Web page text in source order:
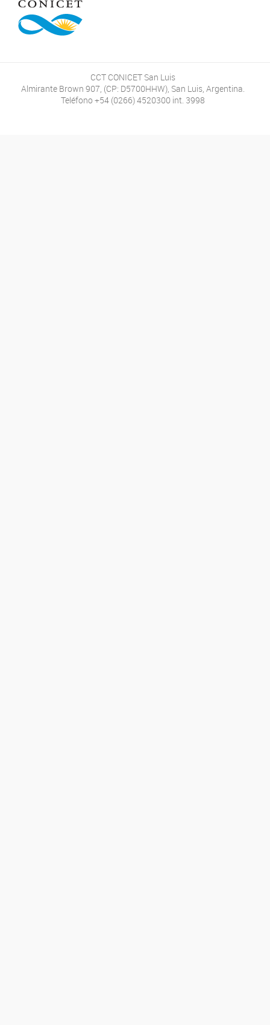
CCT CONICET San Luis
Almirante Brown 907, (CP: D5700HHW), San Luis, Argentina.
Teléfono +54 (0266) 4520300 int. 3998